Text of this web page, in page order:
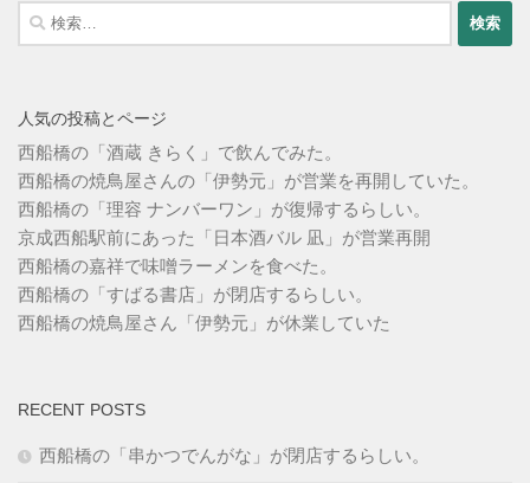
検
索:
人気の投稿とページ
西船橋の「酒蔵 きらく」で飲んでみた。
西船橋の焼鳥屋さんの「伊勢元」が営業を再開していた。
西船橋の「理容 ナンバーワン」が復帰するらしい。
京成西船駅前にあった「日本酒バル 凪」が営業再開
西船橋の嘉祥で味噌ラーメンを食べた。
西船橋の「すばる書店」が閉店するらしい。
西船橋の焼鳥屋さん「伊勢元」が休業していた
RECENT POSTS
西船橋の「串かつでんがな」が閉店するらしい。